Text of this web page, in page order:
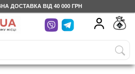
ДОСТАВКА ВІД 40 000 ГРН
UA
грн